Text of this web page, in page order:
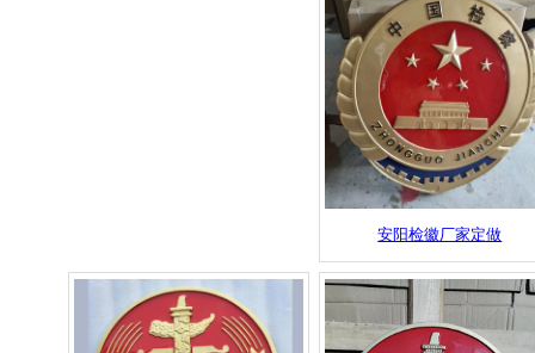
安阳检徽厂家定做